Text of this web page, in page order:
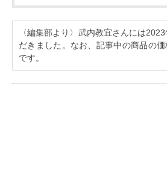
〈編集部より〉武内教宜さんには
だきました。なお、記事中の商品の
です。